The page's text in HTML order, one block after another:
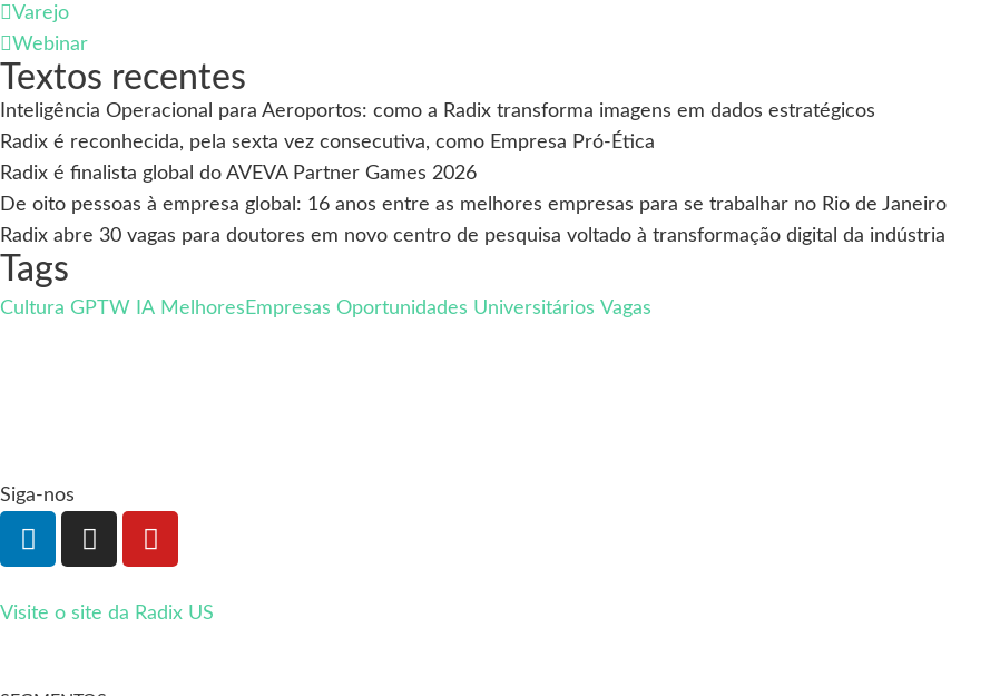
Varejo
Webinar
Textos recentes
Inteligência Operacional para Aeroportos: como a Radix transforma imagens em dados estratégicos
Radix é reconhecida, pela sexta vez consecutiva, como Empresa Pró-Ética
Radix é finalista global do AVEVA Partner Games 2026
De oito pessoas à empresa global: 16 anos entre as melhores empresas para se trabalhar no Rio de Janeiro
Radix abre 30 vagas para doutores em novo centro de pesquisa voltado à transformação digital da indústria
Tags
Cultura GPTW IA MelhoresEmpresas Oportunidades Universitários Vagas
Siga-nos
Visite o site da Radix US